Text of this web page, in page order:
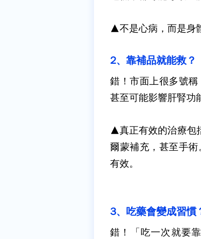
▲不是心病，而是身
2、靠補品就能救？
錯！市面上很多號
甚至可能影響肝腎功
▲真正有效的治療包
爾蒙補充，甚至手
有效。
3、吃藥會變成習慣
錯！
「吃一次就要